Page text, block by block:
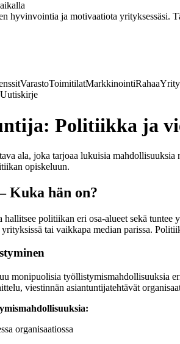
hyvinvointia ja motivaatiota yrityksessäsi.
VarastoToimitilatMarkkinointiRahaa
Uutiskirje
Politiikka ja
ala, joka tarjoaa lukuisia
opiskeluun.
Kuka hän on?
politiikan eri osa-alueet sekä
yrityksissä tai vaikkapa median parissa.
monipuolisia työllistymismahdollisuuksia
viestinnän asiantuntijatehtävät
organisaatiossa